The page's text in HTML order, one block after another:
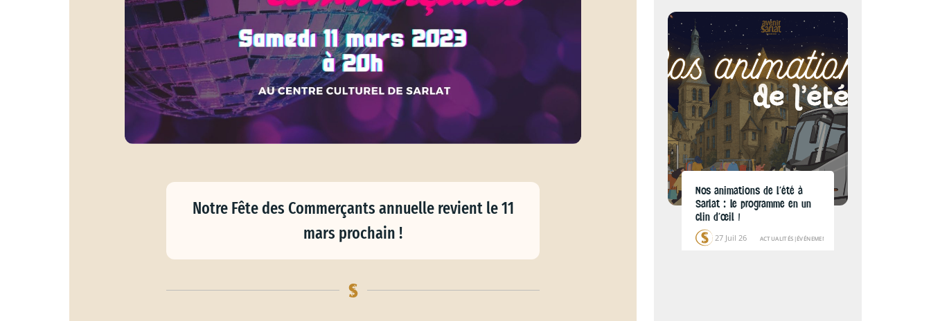
Notre Fête des Commerçants annuelle revient le 11
mars prochain !
Nos animations de l’été à
Sarlat : le programme en un
clin d’œil !
27 Juil 26 ACTUALITÉS |ÉVÉNEMENTS